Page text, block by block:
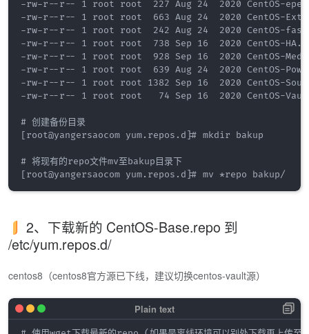
-rw-r--r-- 1 root root  227 Aug 24  2020 CentOS-
-rw-r--r-- 1 root root  663 Aug 24  2020 CentOS-
-rw-r--r-- 1 root root  242 Aug 24  2020 CentOS-
-rw-r--r-- 1 root root  738 Sep 16  2020 CentOS-
-rw-r--r-- 1 root root  928 Sep 16  2020 CentOS-
-rw-r--r-- 1 root root  639 Aug 24  2020 CentOS-
-rw-r--r-- 1 root root 1382 Sep 16  2020 CentOS-
-rw-r--r-- 1 root root   74 Sep 16  2020 CentOS-
# 创建备份目录
[root@yangersaocom yum.repos.d]# mkdir bakup
# 将现有的repo文件mv至bakup目录下
2、下载新的 CentOS-Base.repo 到
/etc/yum.repos.d/
centos8（centos8官方源已下线，建议切换centos-vault源）